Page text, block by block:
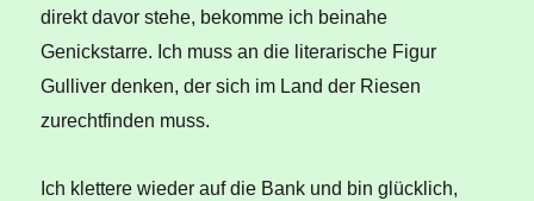
direkt davor stehe, bekomme ich beinahe
Genickstarre. Ich muss an die literarische Figur
Gulliver denken, der sich im Land der Riesen
zurechtfinden muss.
Ich klettere wieder auf die Bank und bin glücklich,